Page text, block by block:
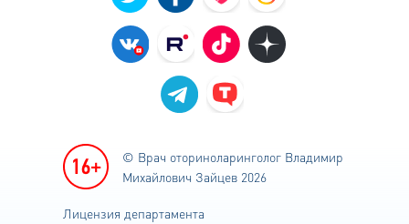
© Врач оториноларинголог Владимир
Михайлович Зайцев 2026
Лицензия департамента